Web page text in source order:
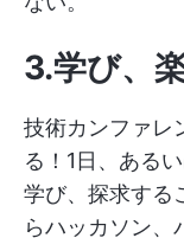
3.学び、
技術カンファレ
る！1日、ある
学び、探求する
らハッカソン、